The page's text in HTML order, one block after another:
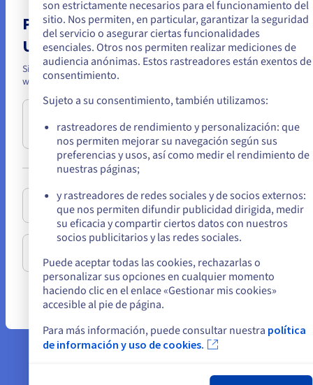
desarrolladores/desarrolladoras web;
diseñadores/diseñadoras;
redactores/redactoras y creadores/creadoras;
analistas de calidad;
jefatura de proyecto.
« Mural de la Diversidad » para sensibilizar a los
sociales del sector digital así como sobre los retos de
la diversidad y la inclusión.
Contextualización adicional de las expectativas de la
empresa en materia de accesibilidad digital para los
3. Integración, mejora continua y
seguimiento de los proyectos
integración de los requisitos de accesibilidad
en la estimación y planificación de un proyecto;
validación de las maquetas en cuanto a
necesidades de contraste y acceso a la
información;
desarrollo de las interfaces apoyándose en una
guía gráfica de componentes accesibles;
incluyen una verificación de conformidad a
Parece que está ubicado en Estados
Unidos
Si quiere hacer un pedido desde Estados Unidos, deberá buscar el
web adecuado y crear una cuenta.
us.ovhcloud.com/
Inglés USD - $
Permanezca en el sitio web actual
son estrictamente necesarios para el funcionamiento del
sitio. Nos permiten, en particular, garantizar la seguridad
del servicio o asegurar ciertas funcionalidades
esenciales. Otros nos permiten realizar mediciones de
audiencia anónimas. Estos rastreadores están exentos de
consentimiento.
Sujeto a su consentimiento, también utilizamos:
rastreadores de rendimiento y personalización: que
nos permiten mejorar su navegación según sus
preferencias y usos, así como medir el rendimiento de
nuestras páginas;
y rastreadores de redes sociales y de socios externos:
que nos permiten difundir publicidad dirigida, medir
su eficacia y compartir ciertos datos con nuestros
socios publicitarios y las redes sociales.
Puede aceptar todas las cookies, rechazarlas o
personalizar sus opciones en cualquier momento
haciendo clic en el enlace «Gestionar mis cookies»
accesible al pie de página.
Para más información, puede consultar nuestra política
de información y uso de cookies.